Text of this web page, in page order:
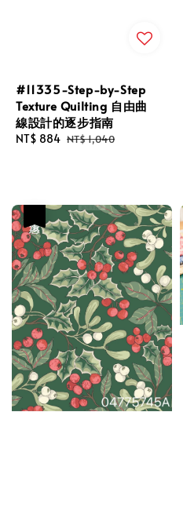
#11335-Step-by-Step
Texture Quilting 自由曲
線設計的逐步指南
Sale
NT$ 884 Regular
NT$ 1,040